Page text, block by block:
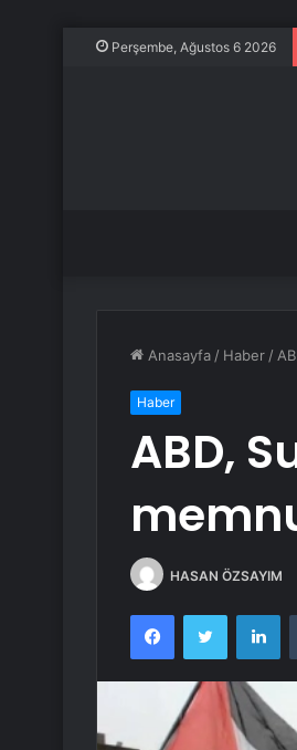
Perşembe, Ağustos 6 2026
Anasayfa / Haber /
Haber
ABD,
HASAN ÖZSAYIM
FacebookTwitter